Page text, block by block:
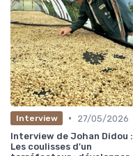
Interview •
27/05/2026
Interview de Johan Didou :
Les coulisses d'un